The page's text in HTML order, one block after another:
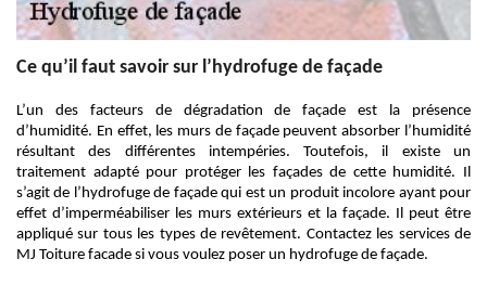
Ce qu’il faut savoir sur l’hydrofuge de façade
L’un des facteurs de dégradation de façade est la présence
d’humidité. En effet, les murs de façade peuvent absorber l’humidité
résultant des différentes intempéries. Toutefois, il existe un
traitement adapté pour protéger les façades de cette humidité. Il
s’agit de l’hydrofuge de façade qui est un produit incolore ayant pour
effet d’imperméabiliser les murs extérieurs et la façade. Il peut être
appliqué sur tous les types de revêtement. Contactez les services de
MJ Toiture facade si vous voulez poser un hydrofuge de façade.